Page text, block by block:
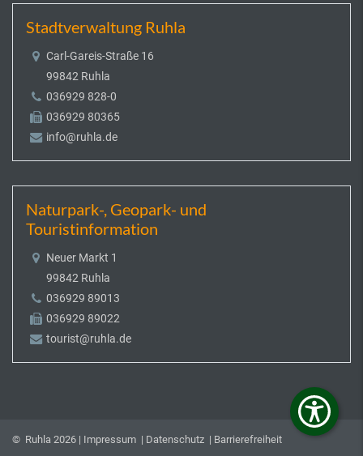
Stadtverwaltung Ruhla
Carl-Gareis-Straße 16
99842 Ruhla
036929 828-0
036929 80365
info@ruhla.de
Naturpark-, Geopark- und
Touristinformation
Neuer Markt 1
99842 Ruhla
036929 89013
036929 89022
tourist@ruhla.de
© Ruhla 2026 | Impressum | Datenschutz | Barrierefreiheit